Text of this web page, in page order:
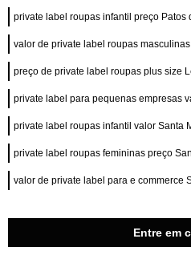
private label roupas infantil preço Patos
valor de private label roupas
preço de private label roupas plus size
private label para pequenas empresas
private label roupas infantil valor Santa
private label roupas femininas preço
valor de private label para e commerce
Entre em